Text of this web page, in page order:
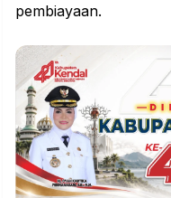
pembiayaan.